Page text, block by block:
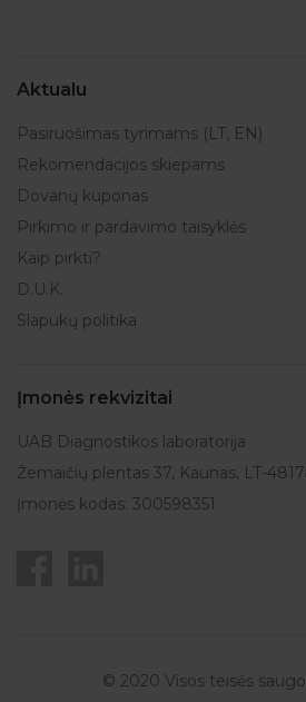
Aktualu
Pasiruošimas tyrimams (LT, EN)
Rekomendacijos skiepams
Dovanų kuponas
Pirkimo ir pardavimo taisyklės
Kaip pirkti?
D.U.K.
Slapukų politika
Įmonės rekvizitai
UAB Diagnostikos laboratorija
Žemaičių plentas 37, Kaunas, LT-
Įmonės kodas: 300598351
© 2020 Visos teisės